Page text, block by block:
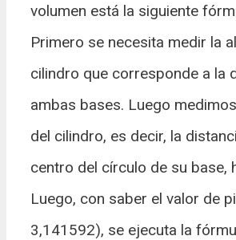
volumen está la siguiente
Primero se necesita medir la
cilindro que corresponde a la
ambas bases. Luego
del cilindro, es decir, la
centro del círculo de su base,
Luego, con saber el valor de
3,141592), se ejecuta la